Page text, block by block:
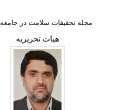
مجله تحقیقات سلامت در جامعه
هیات تحریریه